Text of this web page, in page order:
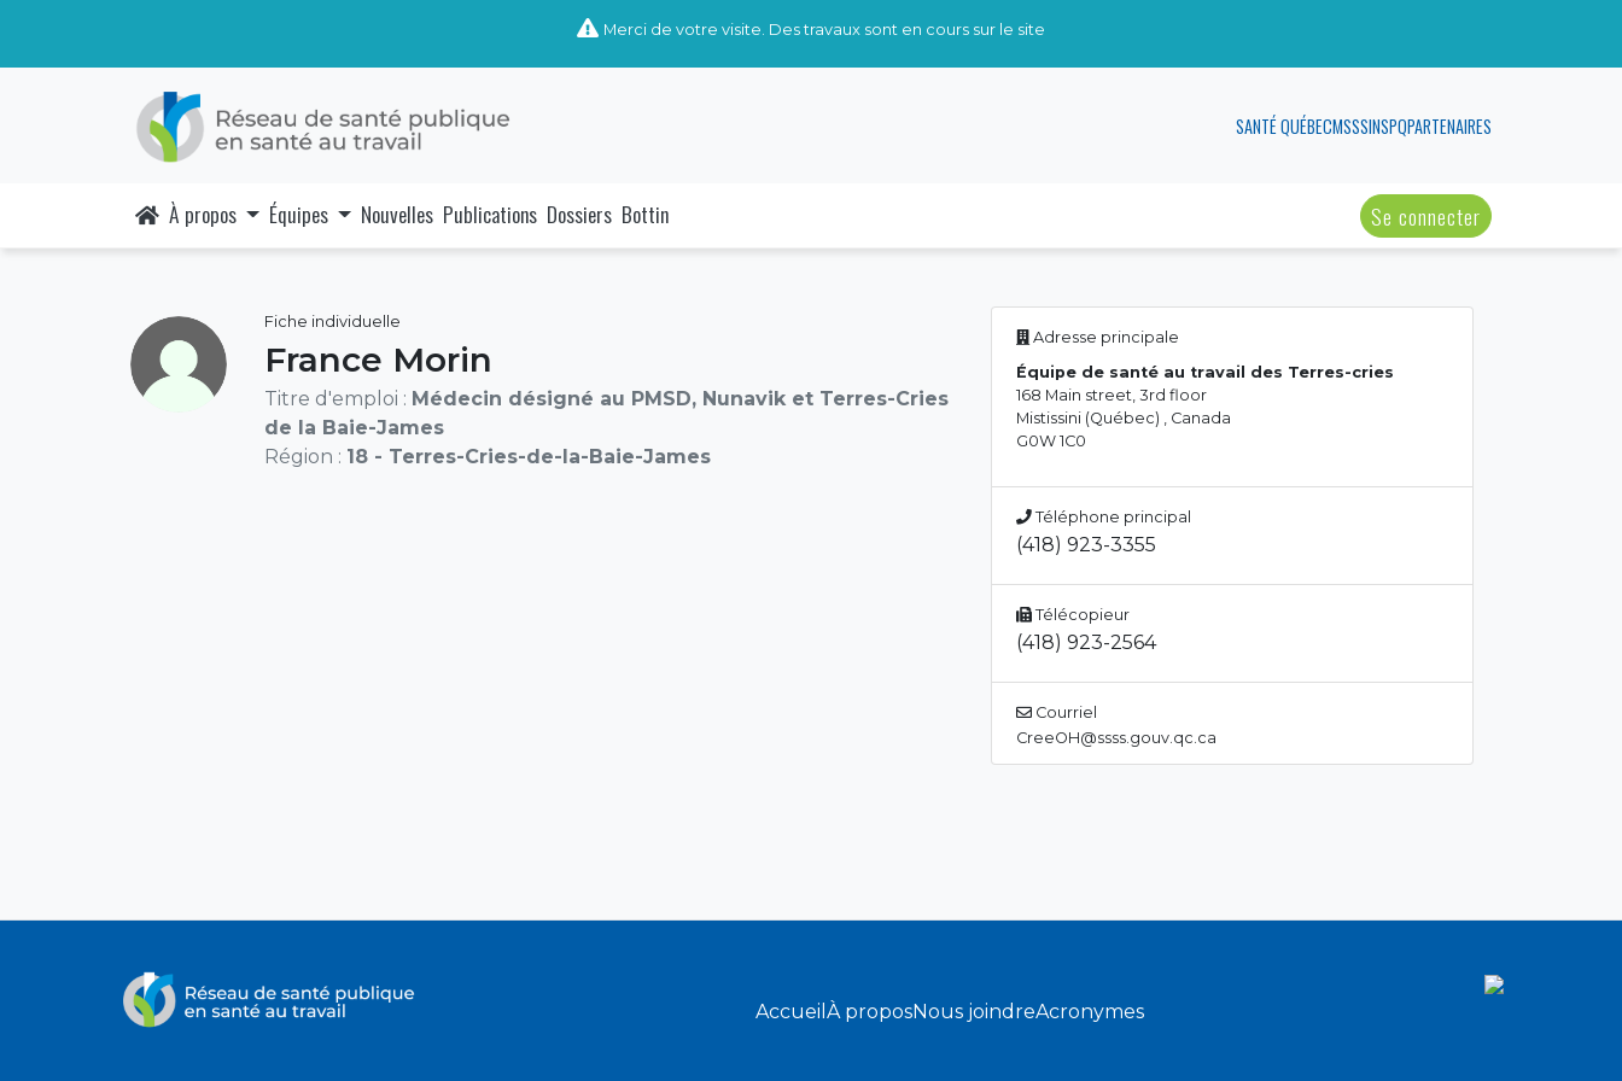
Merci de votre visite. Des travaux sont en cours sur le site
SANTÉ QUÉBECMSSSINSPQPARTENAIRES
À propos Équipes Nouvelles Publications Dossiers Bottin Se connecter
Fiche individuelle
France Morin
Titre d'emploi : Médecin désigné au PMSD, Nunavik et Terres-Cries
de la Baie-James
Région : 18 - Terres-Cries-de-la-Baie-James
Adresse principale
Équipe de santé au travail des Terres-cries
168 Main street, 3rd floor
Mistissini (Québec) , Canada
G0W 1C0
Téléphone principal
(418) 923-3355
Télécopieur
(418) 923-2564
Courriel
CreeOH@ssss.gouv.qc.ca
Accueil À proposNous joindreAcronymes